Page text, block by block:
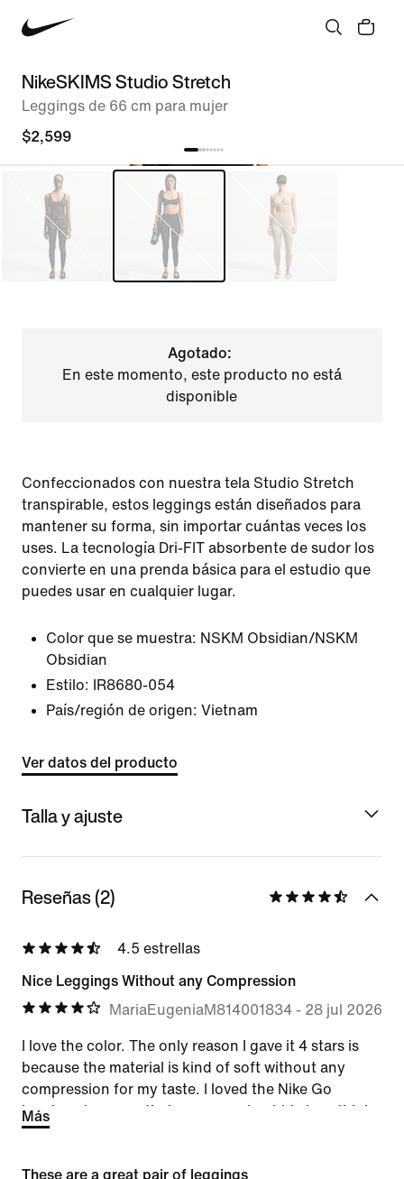
NikeSKIMS Studio Stretch
Leggings de 66 cm para mujer
$2,599
Agotado:
En este momento, este producto no está
disponible
Confeccionados con nuestra tela Studio Stretch
transpirable, estos leggings están diseñados para
mantener su forma, sin importar cuántas veces los
uses. La tecnología Dri-FIT absorbente de sudor los
convierte en una prenda básica para el estudio que
puedes usar en cualquier lugar.
Color que se muestra: NSKM Obsidian/NSKM
Obsidian
Estilo:
IR8680-054
País/región de origen: Vietnam
Ver datos del producto
Talla y ajuste
Reseñas (2)
4.5 estrellas
Nice Leggings Without any Compression
MariaEugeniaM814001834- 28 jul 2026
I love the color. The only reason I gave it 4 stars is
because the material is kind of soft without any
compression for my taste. I loved the Nike Go
leggings because their compression hid al my thighs
imperfections. It is a shame that Nike has not
Más
These are a great pair of leggings